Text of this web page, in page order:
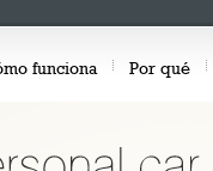
funciona Por qué